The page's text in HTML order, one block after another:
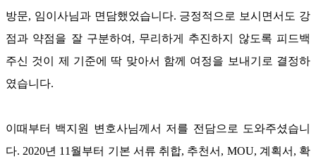
방문, 임이사님과 면담했었습니다. 긍정적으로 보시면서도 강
점과 약점을 잘 구분하여 , 무리하게 추진하지 않도록 피드백
주신 것이 제 기준에 딱 맞아서 함께 여정을 보내기로 결정하
였습니다.
이때부터 백지원 변호사님께서 저를 전담으로 도와주셨습니
다. 2020년 11 월부터 기본 서류 취합, 추천서 , MOU, 계획서 , 확